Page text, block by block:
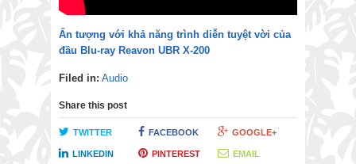
Ấn tượng với khả năng trình diễn tuyệt vời của
đầu Blu-ray Reavon UBR X-200
Filed in: Audio
Share this post
TWITTER FACEBOOK GOOGLE+
LINKEDIN PINTEREST EMAIL